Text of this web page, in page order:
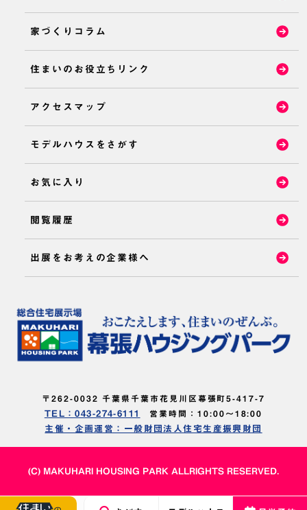
家づくりコラム
住まいのお役立ちリンク
アクセスマップ
モデルハウスをさがす
お気に入り
閲覧履歴
出展をお考えの企業様へ
〒262-0032 千葉県千葉市花見川区幕張町5-417-7
TEL：043-274-6111 営業時間：10:00～18:00
主催・企画運営：一般財団法人住宅生産振興財団
(C) MAKUHARI HOUSING PARK ALLRIGHTS RESERVED.